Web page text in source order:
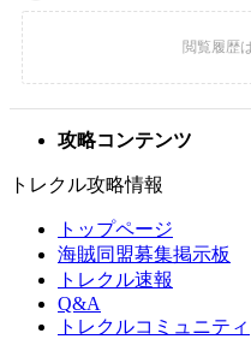
攻略コンテンツ
トレクル攻略情報
トップページ
海賊同盟募集掲示板
トレクル速報
Q&A
トレクルコミュニティ